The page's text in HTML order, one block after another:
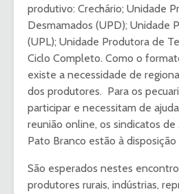
produtivo: Crechário; Unidade
Desmamados (UPD); Unidade
(UPL); Unidade Produtora de
Ciclo Completo. Como o
existe a necessidade de
dos produtores. Para os
participar e necessitam de
reunião online, os sindicatos
Pato Branco estão à
São esperados nestes
produtores rurais, indústrias,